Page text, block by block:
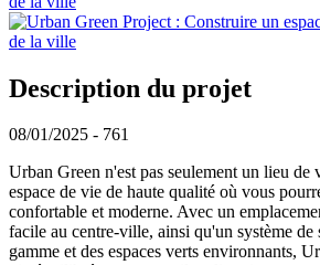
Description du projet
08/01/2025 - 761
Urban Green n'est pas seulement un lieu de
espace de vie de haute qualité où vous
confortable et moderne. Avec un
facile au centre-ville, ainsi qu'un système de
gamme et des espaces verts environnants,